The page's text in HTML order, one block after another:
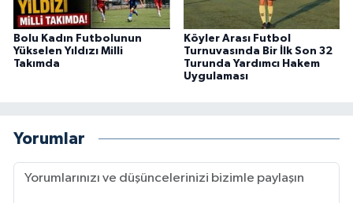
Bolu Kadın Futbolunun
Yükselen Yıldızı Milli
Takımda
Köyler Arası Futbol
Turnuvasında Bir İlk Son 32
Turunda Yardımcı Hakem
Uygulaması
Yorumlar